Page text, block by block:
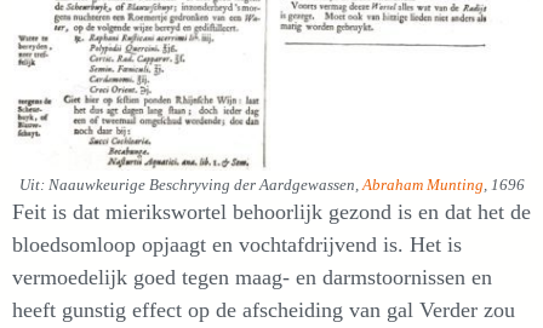
Uit: Naauwkeurige Beschryving der Aardgewassen, Abraham Munting , 1696
Feit is dat mierikswortel behoorlijk gezond is en dat het de
bloedsomloop opjaagt en vochtafdrijvend is. Het is
vermoedelijk goed tegen maag- en darmstoornissen en
heeft gunstig effect op de afscheiding van gal Verder zou